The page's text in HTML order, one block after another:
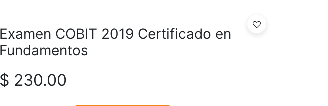
Examen COBIT 2019 Certificado en
Fundamentos
$ 230.00